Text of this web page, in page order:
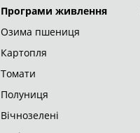
Програми живлення
Озима пшениця
Картопля
Томати
Полуниця
Вічнозелені